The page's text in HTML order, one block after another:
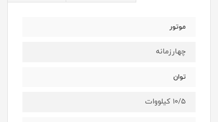
موتور
چهارزمانه
توان
۱۰/۵ کیلووات